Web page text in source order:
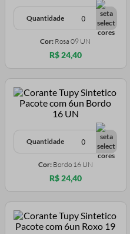
Quantidade
Cor: Rosa 09 UN
R$ 24,40
Quantidade
Cor: Bordo 16 UN
R$ 24,40